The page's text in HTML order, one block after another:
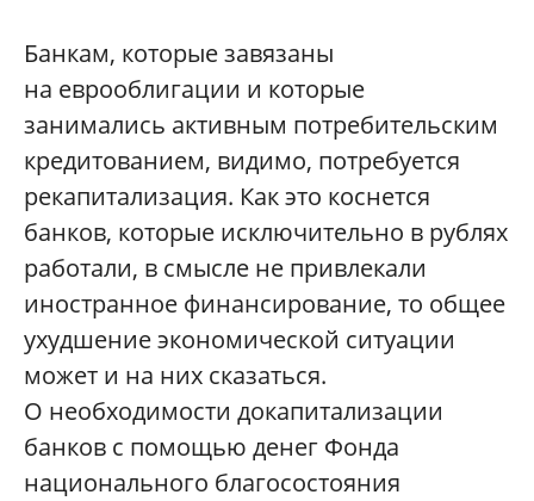
Банкам, которые завязаны
на еврооблигации и которые
занимались активным потребительским
кредитованием, видимо, потребуется
рекапитализация. Как это коснется
банков, которые исключительно в рублях
работали, в смысле не привлекали
иностранное финансирование, то общее
ухудшение экономической ситуации
может и на них сказаться.
О необходимости докапитализации
банков с помощью денег Фонда
национального благосостояния